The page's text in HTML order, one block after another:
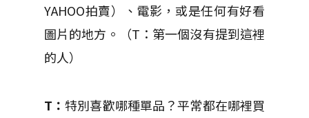
YAHOO拍賣）、電影，或是任何有好看
圖片的地方。（T：第一個沒有提到這裡
的人）
T：特別喜歡哪種單品？平常都在哪裡買